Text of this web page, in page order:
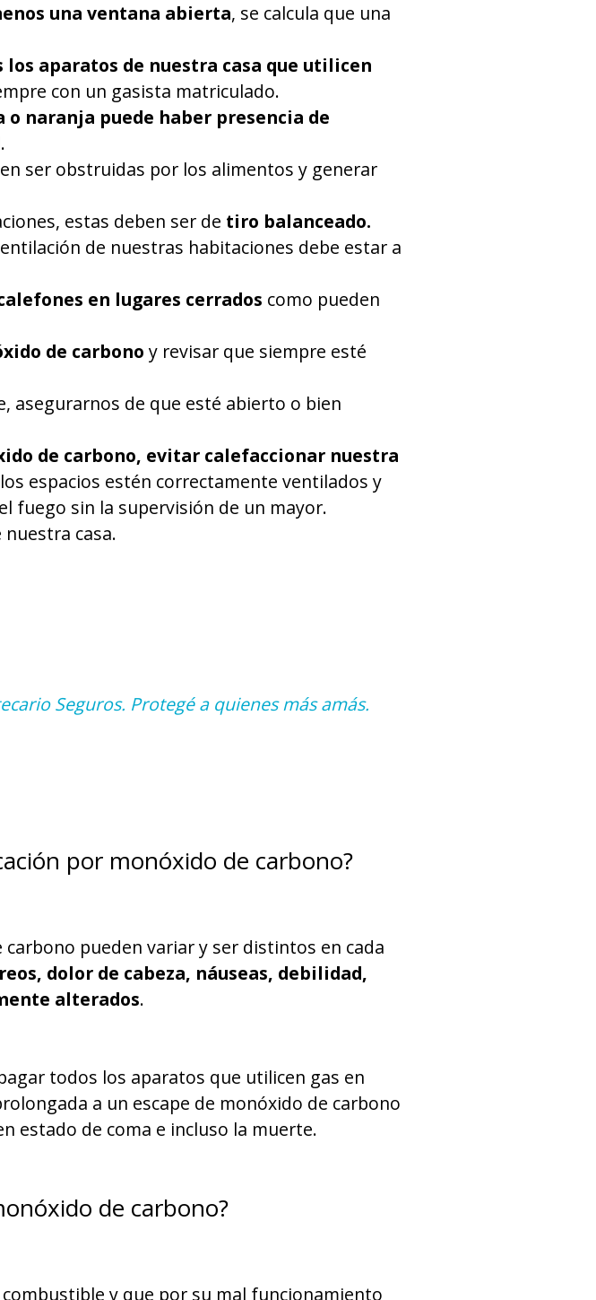
una ventana abierta, se calcula que una
los aparatos de nuestra casa que utilicen
con un gasista matriculado.
naranja puede haber presencia de
ser obstruidas por los alimentos y generar
estas deben ser de tiro balanceado.
de nuestras habitaciones debe estar a
en lugares cerrados como pueden
de carbono y revisar que siempre esté
asegurarnos de que esté abierto o bien
de carbono, evitar calefaccionar nuestra
espacios estén correctamente ventilados y
fuego sin la supervisión de un mayor.
casa.
Seguros. Protegé a quienes más amás.
por monóxido de carbono?
pueden variar y ser distintos en cada
dolor de cabeza, náuseas, debilidad,
alterados.
todos los aparatos que utilicen gas en
a un escape de monóxido de carbono
estado de coma e incluso la muerte.
de carbono?
y que por su mal funcionamiento